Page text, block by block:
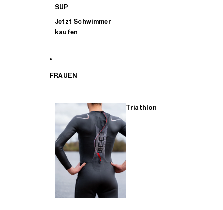
SUP
Jetzt Schwimmen
kaufen
FRAUEN
Triathlon